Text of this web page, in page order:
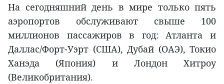
На сегодняшний день в мире только пять
аэропортов обслуживают свыше 100
миллионов пассажиров в год: Атланта и
Даллас/Форт-Уэрт (США), Дубай (ОАЭ), Токио
Ханэда (Япония) и Лондон Хитроу
(Великобритания).